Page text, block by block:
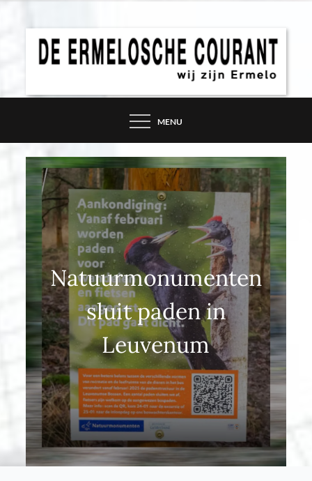
DE ERMELOSCHE
COURANT – WIJ ZIJN
ERMELO
MENU
Natuurmonumenten
sluit paden in
Leuvenum